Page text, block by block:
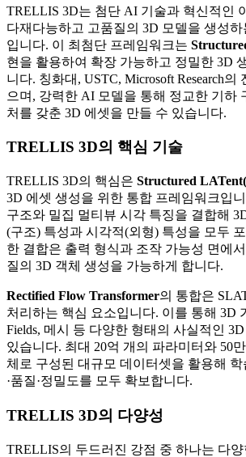
TRELLIS 3D는 첨단 AI 기술과 혁신적인
다재다능하고 고품질의 3D 모델을 생성
입니다. 이 최첨단 프레임워크는
현을 활용하여 확장 가능하고 정밀한 3D
니다. 칭화대, USTC, Microsoft Research의
으며, 강력한 AI 모델을 통해 정교한 기하
처를 갖춘 3D 에셋을 만들 수 있습니다.
TRELLIS 3D의 핵심 기술
TRELLIS 3D의 핵심은 Structured
3D 에셋 생성을 위한 통합 프레임워크입
구조와 밀집 멀티뷰 시각 특징을 결합해
(구조) 특성과 시각적(외형) 특성을 모두
한 결합은 출력 형식과 조작 가능성 면에
질의 3D 객체 생성을 가능하게 합니다.
Rectified Flow Transformer의 통합은
처리하는 핵심 요소입니다. 이를 통해 3D
Fields, 메시 등 다양한 형태의 사실적인
있습니다. 최대 20억 개의 파라미터와 50
체로 구성된 대규모 데이터셋을 활용해
·품질·정밀도를 모두 확보합니다.
TRELLIS 3D의 다양성
TRELLIS의 두드러진 강점 중 하나는 다